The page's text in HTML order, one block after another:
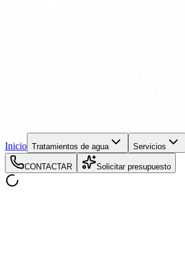
Inicio Tratamientos de agua Servicios
CONTACTAR Solicitar presupuesto